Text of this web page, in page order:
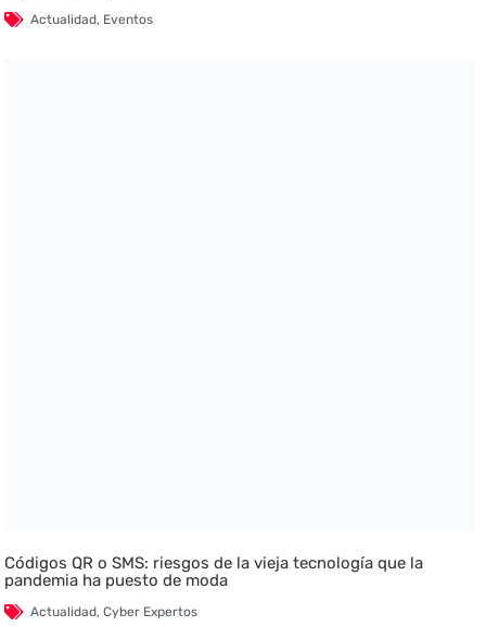
Actualidad, Eventos
Códigos QR o SMS: riesgos de la vieja tecnología que la
pandemia ha puesto de moda
Actualidad,Cyber Expertos